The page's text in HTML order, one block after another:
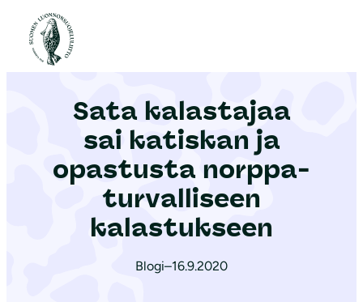
Etusivu
Sata kalastajaa
sai katiskan ja
opastusta norp­pa­
tur­val­li­seen
kalastukseen
Blogi–16.9.2020